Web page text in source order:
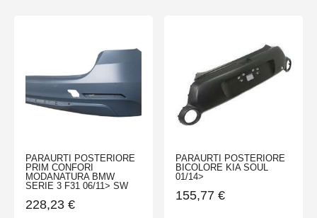
PARAURTI POSTERIORE
PRIM CONFORI
MODANATURA BMW
SERIE 3 F31 06/11> SW
228,23 €
PARAURTI POSTERIORE
BICOLORE KIA SOUL
01/14>
155,77 €